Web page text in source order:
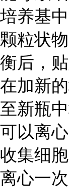
培养基
颗粒状
衡后，
在加新
至新瓶
可以离
收集细
离心一